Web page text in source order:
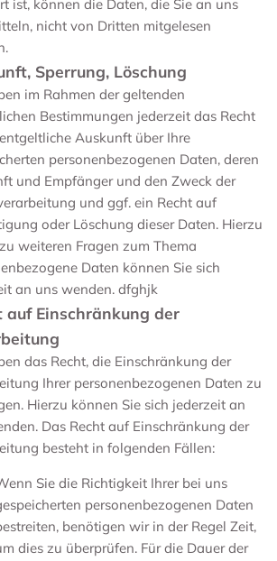
ist, können die Daten, die Sie an uns
nicht von Dritten mitgelesen
Sperrung, Löschung
im Rahmen der geltenden
Bestimmungen jederzeit das Recht
Auskunft über Ihre
personenbezogenen Daten, deren
und Empfänger und den Zweck der
und ggf. ein Recht auf
oder Löschung dieser Daten. Hierzu
weiteren Fragen zum Thema
Daten können Sie sich
an uns wenden. dfghjk
auf Einschränkung der
das Recht, die Einschränkung der
Ihrer personenbezogenen Daten zu
Hierzu können Sie sich jederzeit an
Das Recht auf Einschränkung der
besteht in folgenden Fällen:
Sie die Richtigkeit Ihrer bei uns
personenbezogenen Daten
benötigen wir in der Regel Zeit,
dies zu überprüfen. Für die Dauer der